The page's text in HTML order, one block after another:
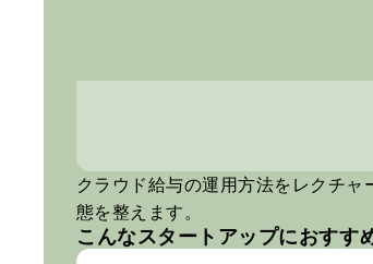
クラウド給与の運用方法をレクチ
態を整えます。
こんなスタートアップにおすす